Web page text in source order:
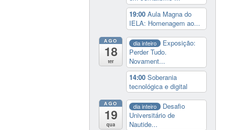
19:00Aula Magna do
IELA: Homenagem ao...
AGO
18
ter
dia inteiro
Exposição:
Perder Tudo.
Novament...
14:00Soberania
tecnológica e digital
AGO
19
qua
dia inteiro
Desafio
Universitário de
Nautide...